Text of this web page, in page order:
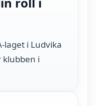
laget i Ludvika
klubben i